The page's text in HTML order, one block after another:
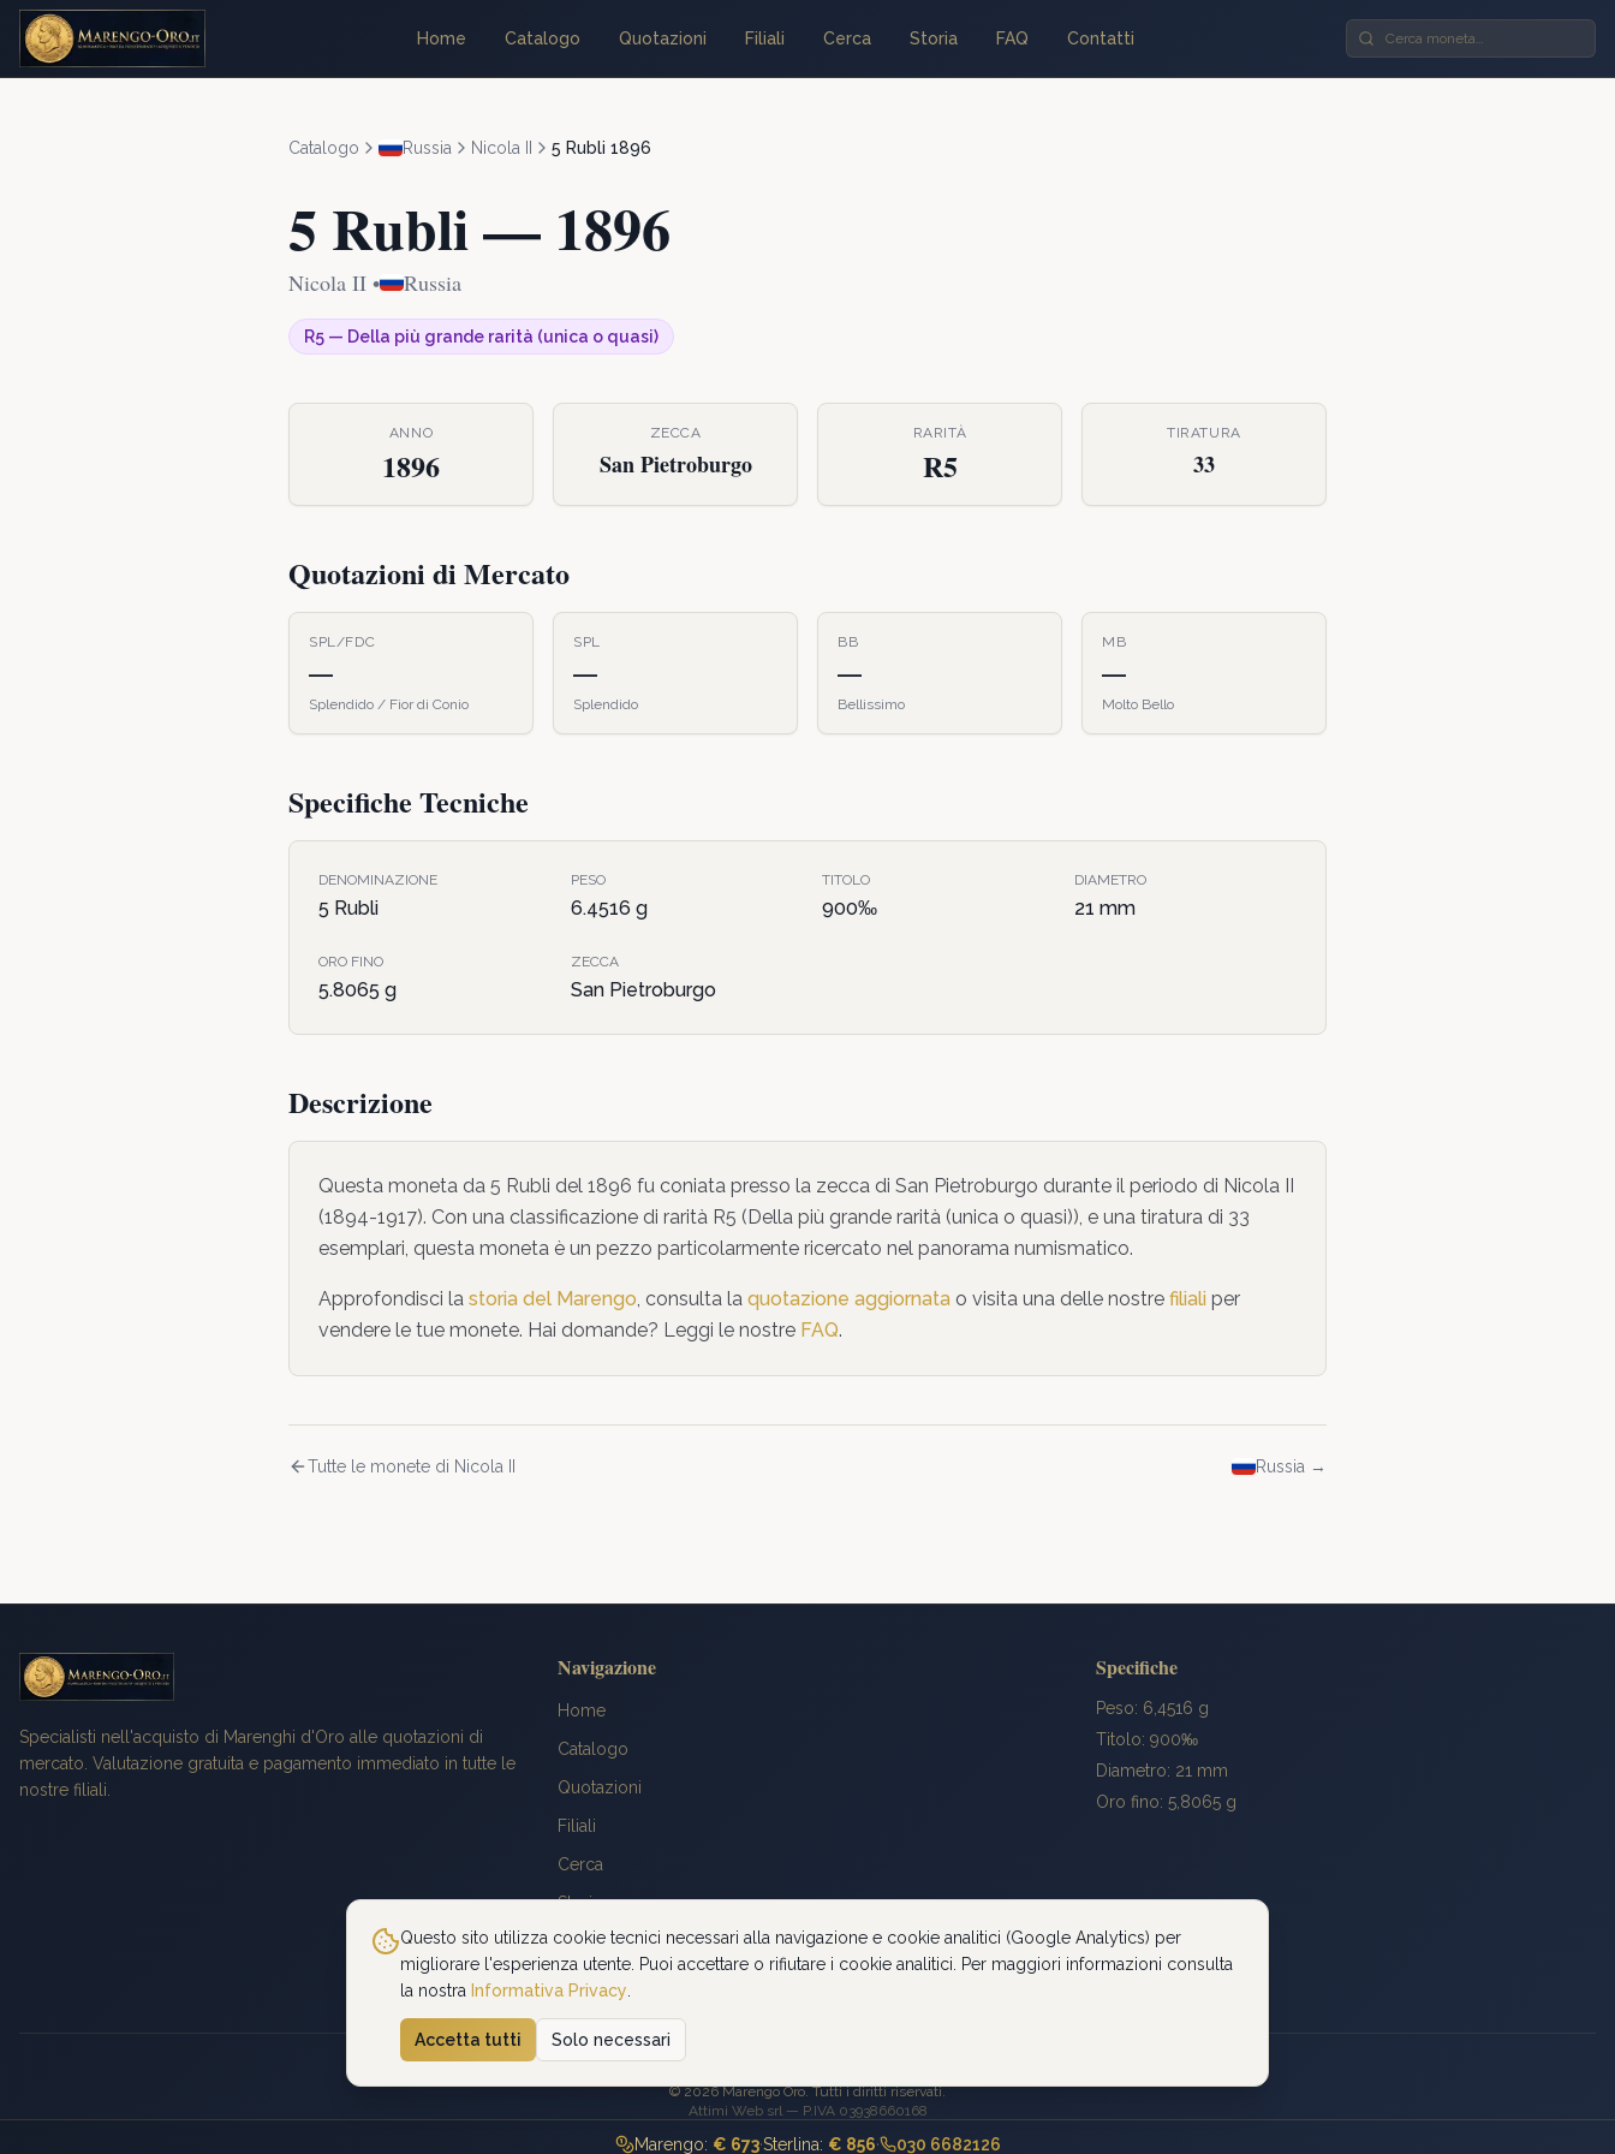
Home Catalogo Quotazioni Filiali Cerca Storia FAQ Contatti
Catalogo Russia Nicola II 5 Rubli 1896
5 Rubli— 1896
Nicola II • Russia
R5 — Della più grande rarità (unica o quasi)
ANNO
1896
ZECCA
San Pietroburgo
RARITÀ
R5
TIRATURA
33
Quotazioni di Mercato
SPL/FDC
—
Splendido / Fior di Conio
SPL
—
Splendido
BB
—
Bellissimo
MB
—
Molto Bello
Specifiche Tecniche
DENOMINAZIONE
5 Rubli
PESO
6.4516 g
TITOLO
900‰
DIAMETRO
21 mm
ORO FINO
5.8065 g
ZECCA
San Pietroburgo
Descrizione
Questa moneta da 5 Rubli del 1896 fu coniata presso la zecca di San Pietroburgo durante il periodo di Nicola II
(1894-1917). Con una classificazione di rarità R5 (Della più grande rarità (unica o quasi)), e una tiratura di 33
esemplari, questa moneta è un pezzo particolarmente ricercato nel panorama numismatico.
Approfondisci la storia del Marengo, consulta la quotazione aggiornata o visita una delle nostre filiali per
vendere le tue monete. Hai domande? Leggi le nostre FAQ.
Tutte le monete di Nicola II Russia →
Specialisti nell'acquisto di Marenghi d'Oro alle quotazioni di
mercato. Valutazione gratuita e pagamento immediato in tutte le
nostre filiali.
Navigazione
Home
Catalogo
Quotazioni
Filiali
Cerca
Storia
FAQ
Contatti
Specifiche
Peso: 6,4516 g
Titolo: 900‰
Diametro: 21 mm
Oro fino: 5,8065 g
©2026Marengo Oro. Tutti i diritti riservati.
Attimi Web srl — P.IVA 03938660168
Marengo: € 673·Sterlina: € 856· 030 6682126
Questo sito utilizza cookie tecnici necessari alla navigazione e cookie analitici (Google Analytics) per
migliorare l'esperienza utente. Puoi accettare o rifiutare i cookie analitici. Per maggiori informazioni consulta
la nostra Informativa Privacy
Accetta tutti Solo necessari